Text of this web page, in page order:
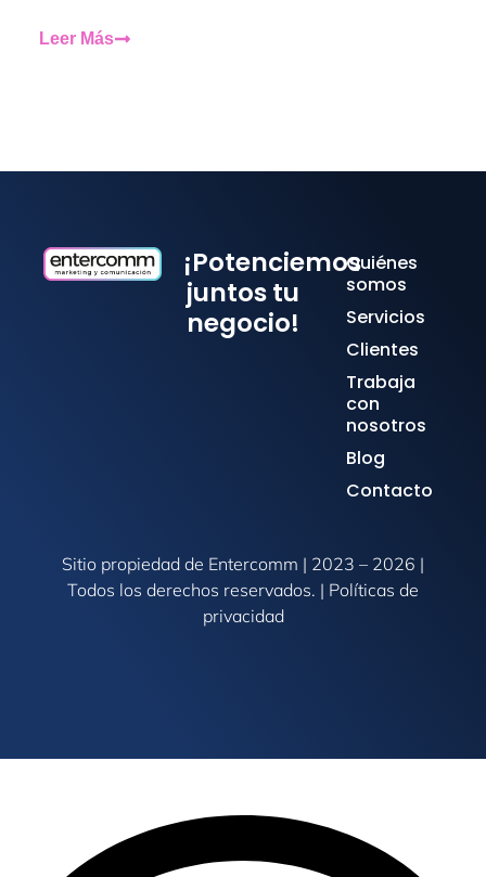
Leer Más
¡Potenciemos
juntos tu
negocio!
Quiénes
somos
Servicios
Clientes
Trabaja
con
nosotros
Blog
Contacto
Sitio propiedad de Entercomm | 2023 – 2026 |
Todos los derechos reservados. | Políticas de
privacidad